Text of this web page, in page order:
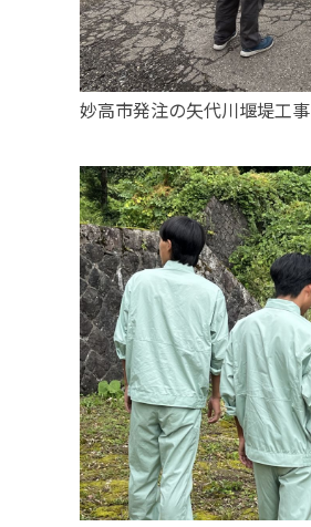
妙高市発注の矢代川堰堤工事